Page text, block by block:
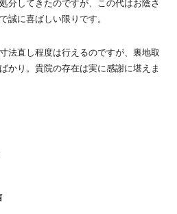
分してきたのですが、この代はお陰さ
誠に喜ばしい限りです。
法直し程度は行えるのですが、裏地取
かり。貴院の存在は実に感謝に堪えま